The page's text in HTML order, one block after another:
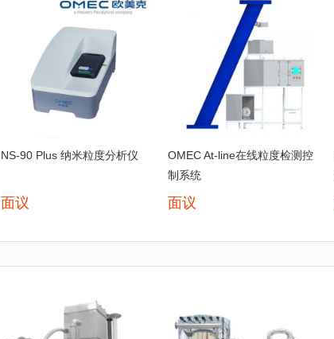
NS-90 Plus 纳米粒度分析仪
面议
OMEC At-line在线粒度检测控
制系统
面议